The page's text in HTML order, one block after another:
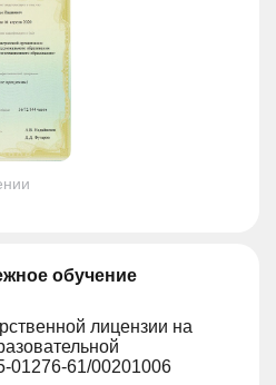
обучение
лицензии на
01276-61/00201006